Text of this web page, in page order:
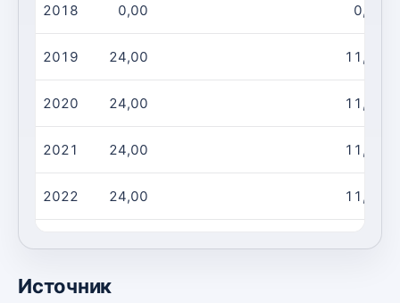
2018 0,00 0,00
2019 24,00 11,00
2020 24,00 11,00
2021 24,00 11,00
2022 24,00 11,00
11,00
Источник